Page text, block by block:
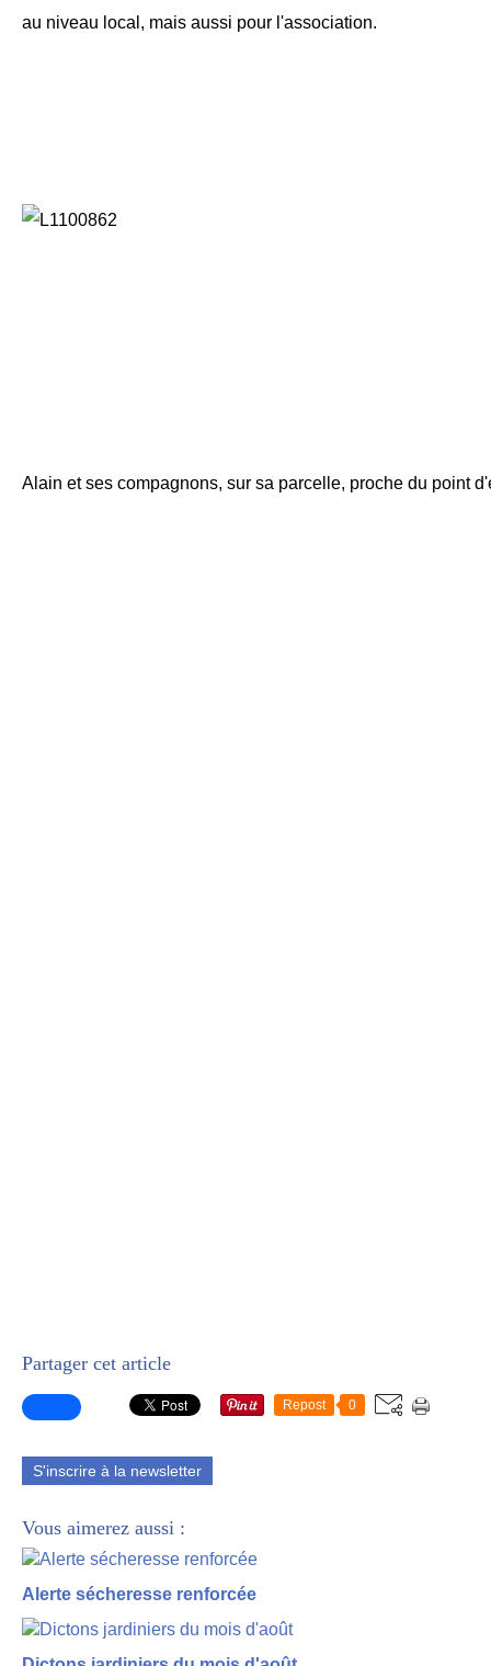
au niveau local, mais aussi pour l'association.
Alain et ses compagnons, sur sa parcelle, proche du point
Partager cet article
Repost 0
S'inscrire à la newsletter
Vous aimerez aussi :
Alerte sécheresse renforcée